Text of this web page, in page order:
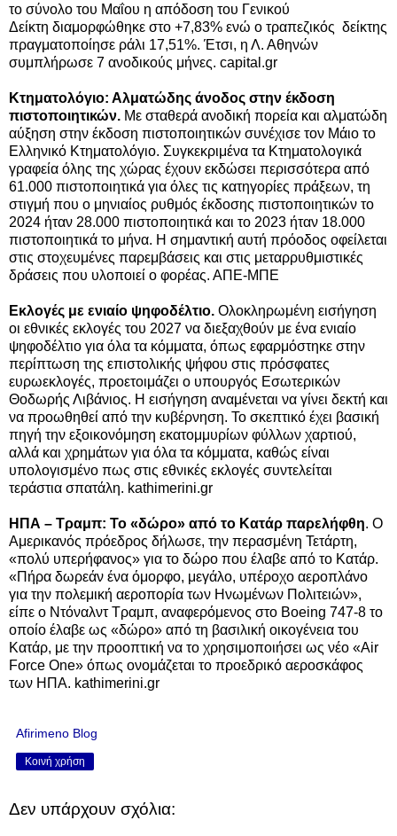
το σύνολο του Μαΐου η απόδοση του Γενικού
Δείκτη διαμορφώθηκε στο +7,83% ενώ ο τραπεζικός δείκτης
πραγματοποίησε ράλι 17,51%. Έτσι, η Λ. Αθηνών
συμπλήρωσε 7 ανοδικούς μήνες. capital.gr
Κτηματολόγιο: Αλματώδης άνοδος στην έκδοση
πιστοποιητικών. Με σταθερά ανοδική πορεία και αλματώδη
αύξηση στην έκδοση πιστοποιητικών συνέχισε τον Μάιο το
Ελληνικό Κτηματολόγιο. Συγκεκριμένα τα Κτηματολογικά
γραφεία όλης της χώρας έχουν εκδώσει περισσότερα από
61.000 πιστοποιητικά για όλες τις κατηγορίες πράξεων, τη
στιγμή που ο μηνιαίος ρυθμός έκδοσης πιστοποιητικών το
2024 ήταν 28.000 πιστοποιητικά και το 2023 ήταν 18.000
πιστοποιητικά το μήνα. Η σημαντική αυτή πρόοδος οφείλεται
στις στοχευμένες παρεμβάσεις και στις μεταρρυθμιστικές
δράσεις που υλοποιεί ο φορέας. ΑΠΕ-ΜΠΕ
Εκλογές με ενιαίο ψηφοδέλτιο. Ολοκληρωμένη εισήγηση
οι εθνικές εκλογές του 2027 να διεξαχθούν με ένα ενιαίο
ψηφοδέλτιο για όλα τα κόμματα, όπως εφαρμόστηκε στην
περίπτωση της επιστολικής ψήφου στις πρόσφατες
ευρωεκλογές, προετοιμάζει ο υπουργός Εσωτερικών
Θοδωρής Λιβάνιος. Η εισήγηση αναμένεται να γίνει δεκτή και
να προωθηθεί από την κυβέρνηση. Το σκεπτικό έχει βασική
πηγή την εξοικονόμηση εκατομμυρίων φύλλων χαρτιού,
αλλά και χρημάτων για όλα τα κόμματα, καθώς είναι
υπολογισμένο πως στις εθνικές εκλογές συντελείται
τεράστια σπατάλη. kathimerini.gr
ΗΠΑ – Τραμπ: Το «δώρο» από το Κατάρ παρελήφθη. Ο
Αμερικανός πρόεδρος δήλωσε, την περασμένη Τετάρτη,
«πολύ υπερήφανος» για το δώρο που έλαβε από το Κατάρ.
«Πήρα δωρεάν ένα όμορφο, μεγάλο, υπέροχο αεροπλάνο
για την πολεμική αεροπορία των Ηνωμένων Πολιτειών»,
είπε ο Ντόναλντ Τραμπ, αναφερόμενος στο Boeing 747-8 το
οποίο έλαβε ως «δώρο» από τη βασιλική οικογένεια του
Κατάρ, με την προοπτική να το χρησιμοποιήσει ως νέο «Air
Force One» όπως ονομάζεται το προεδρικό αεροσκάφος
των ΗΠΑ. kathimerini.gr
Afirimeno Blog
Κοινή χρήση
Δεν υπάρχουν σχόλια: